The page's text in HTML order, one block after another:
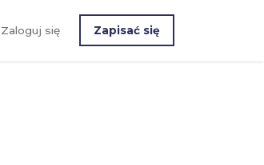
Zaloguj się Zapisać się